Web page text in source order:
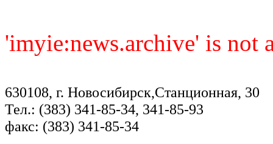
'imyie:news.archive' is not
630108, г. Новосибирск,Станционная, 30
Тел.: (383) 341-85-34, 341-85-93
факс: (383) 341-85-34